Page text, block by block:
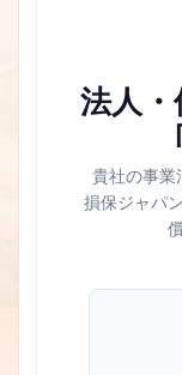
法人
貴社の事業
損保ジャパ